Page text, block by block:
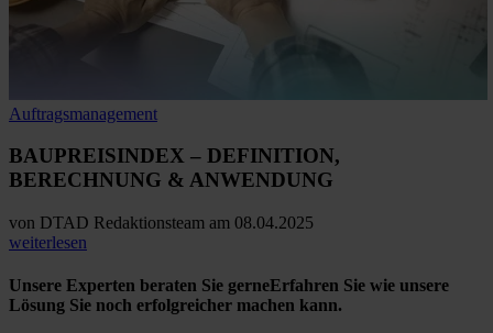
Auftragsmanagement
BAUPREISINDEX – DEFINITION,
BERECHNUNG & ANWENDUNG
von DTAD Redaktionsteam am 08.04.2025
weiterlesen
Unsere Experten beraten Sie gerneErfahren Sie wie unsere
Lösung Sie noch erfolgreicher machen kann.